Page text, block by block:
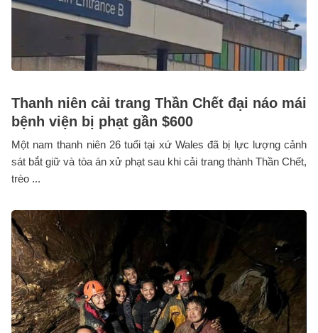
Thanh niên cải trang Thần Chết đại náo mái
bệnh viện bị phạt gần $600
Một nam thanh niên 26 tuổi tại xứ Wales đã bị lực lượng cảnh
sát bắt giữ và tòa án xử phạt sau khi cải trang thành Thần Chết,
trèo ...